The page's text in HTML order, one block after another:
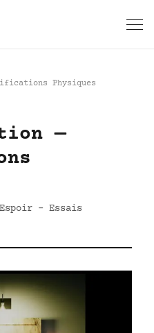
Physiques
—
- Essais